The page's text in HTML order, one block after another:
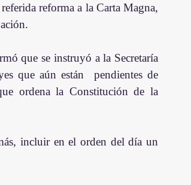
reforma a la Carta Magna,
que se instruyó a la Secretaría
que aún están  pendientes de
ordena la Constitución de la
incluir en el orden del día un